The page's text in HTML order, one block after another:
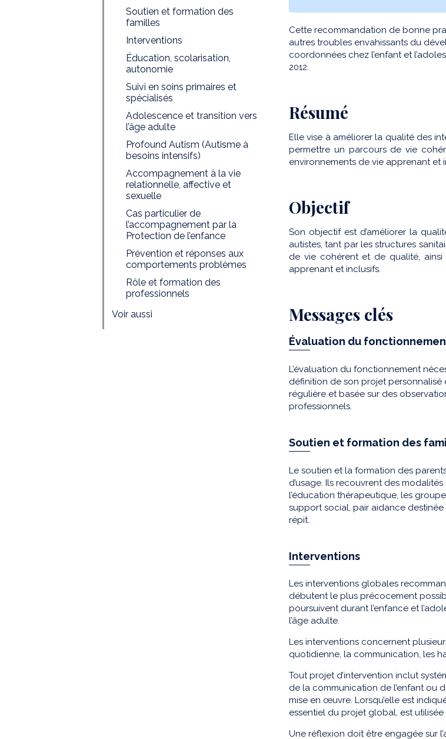
Soutien et formation des
familles
Interventions
Éducation, scolarisation,
autonomie
Suivi en soins primaires et
spécialisés
Adolescence et transition vers
l’âge adulte
Profound Autism (Autisme à
besoins intensifs)
Accompagnement à la vie
relationnelle, affective et
sexuelle
Cas particulier de
l’accompagnement par la
Protection de l’enfance
Prévention et réponses aux
comportements problèmes
Rôle et formation des
professionnels
Voir aussi
Cette recommandation de bonne
autres troubles envahissants du
coordonnées chez l’enfant et
2012.
Résumé
Elle vise à améliorer la qualité des
permettre un parcours de vie
environnements de vie apprenant et
Objectif
Son objectif est d’améliorer la
autistes, tant par les structures
de vie cohérent et de qualité,
apprenant et inclusifs.
Messages clés
Évaluation du
L’évaluation du fonctionnement
définition de son projet personnalisé
régulière et basée sur des
professionnels.
Soutien et formation des
Le soutien et la formation des
d’usage. Ils recouvrent des
l’éducation thérapeutique, les
support social, pair aidance
répit.
Interventions
Les interventions globales
débutent le plus précocement
poursuivent durant l’enfance et
l’âge adulte.
Les interventions concernent
quotidienne, la communication, les
Tout projet d’intervention inclut
de la communication de l’enfant ou
mise en œuvre. Lorsqu’elle est
essentiel du projet global, est
Une réflexion doit être engagée sur